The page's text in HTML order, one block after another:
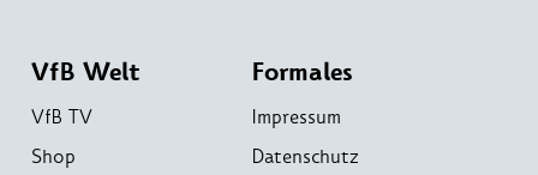
VfB Welt
VfB TV
Shop
Formales
Impressum
Datenschutz